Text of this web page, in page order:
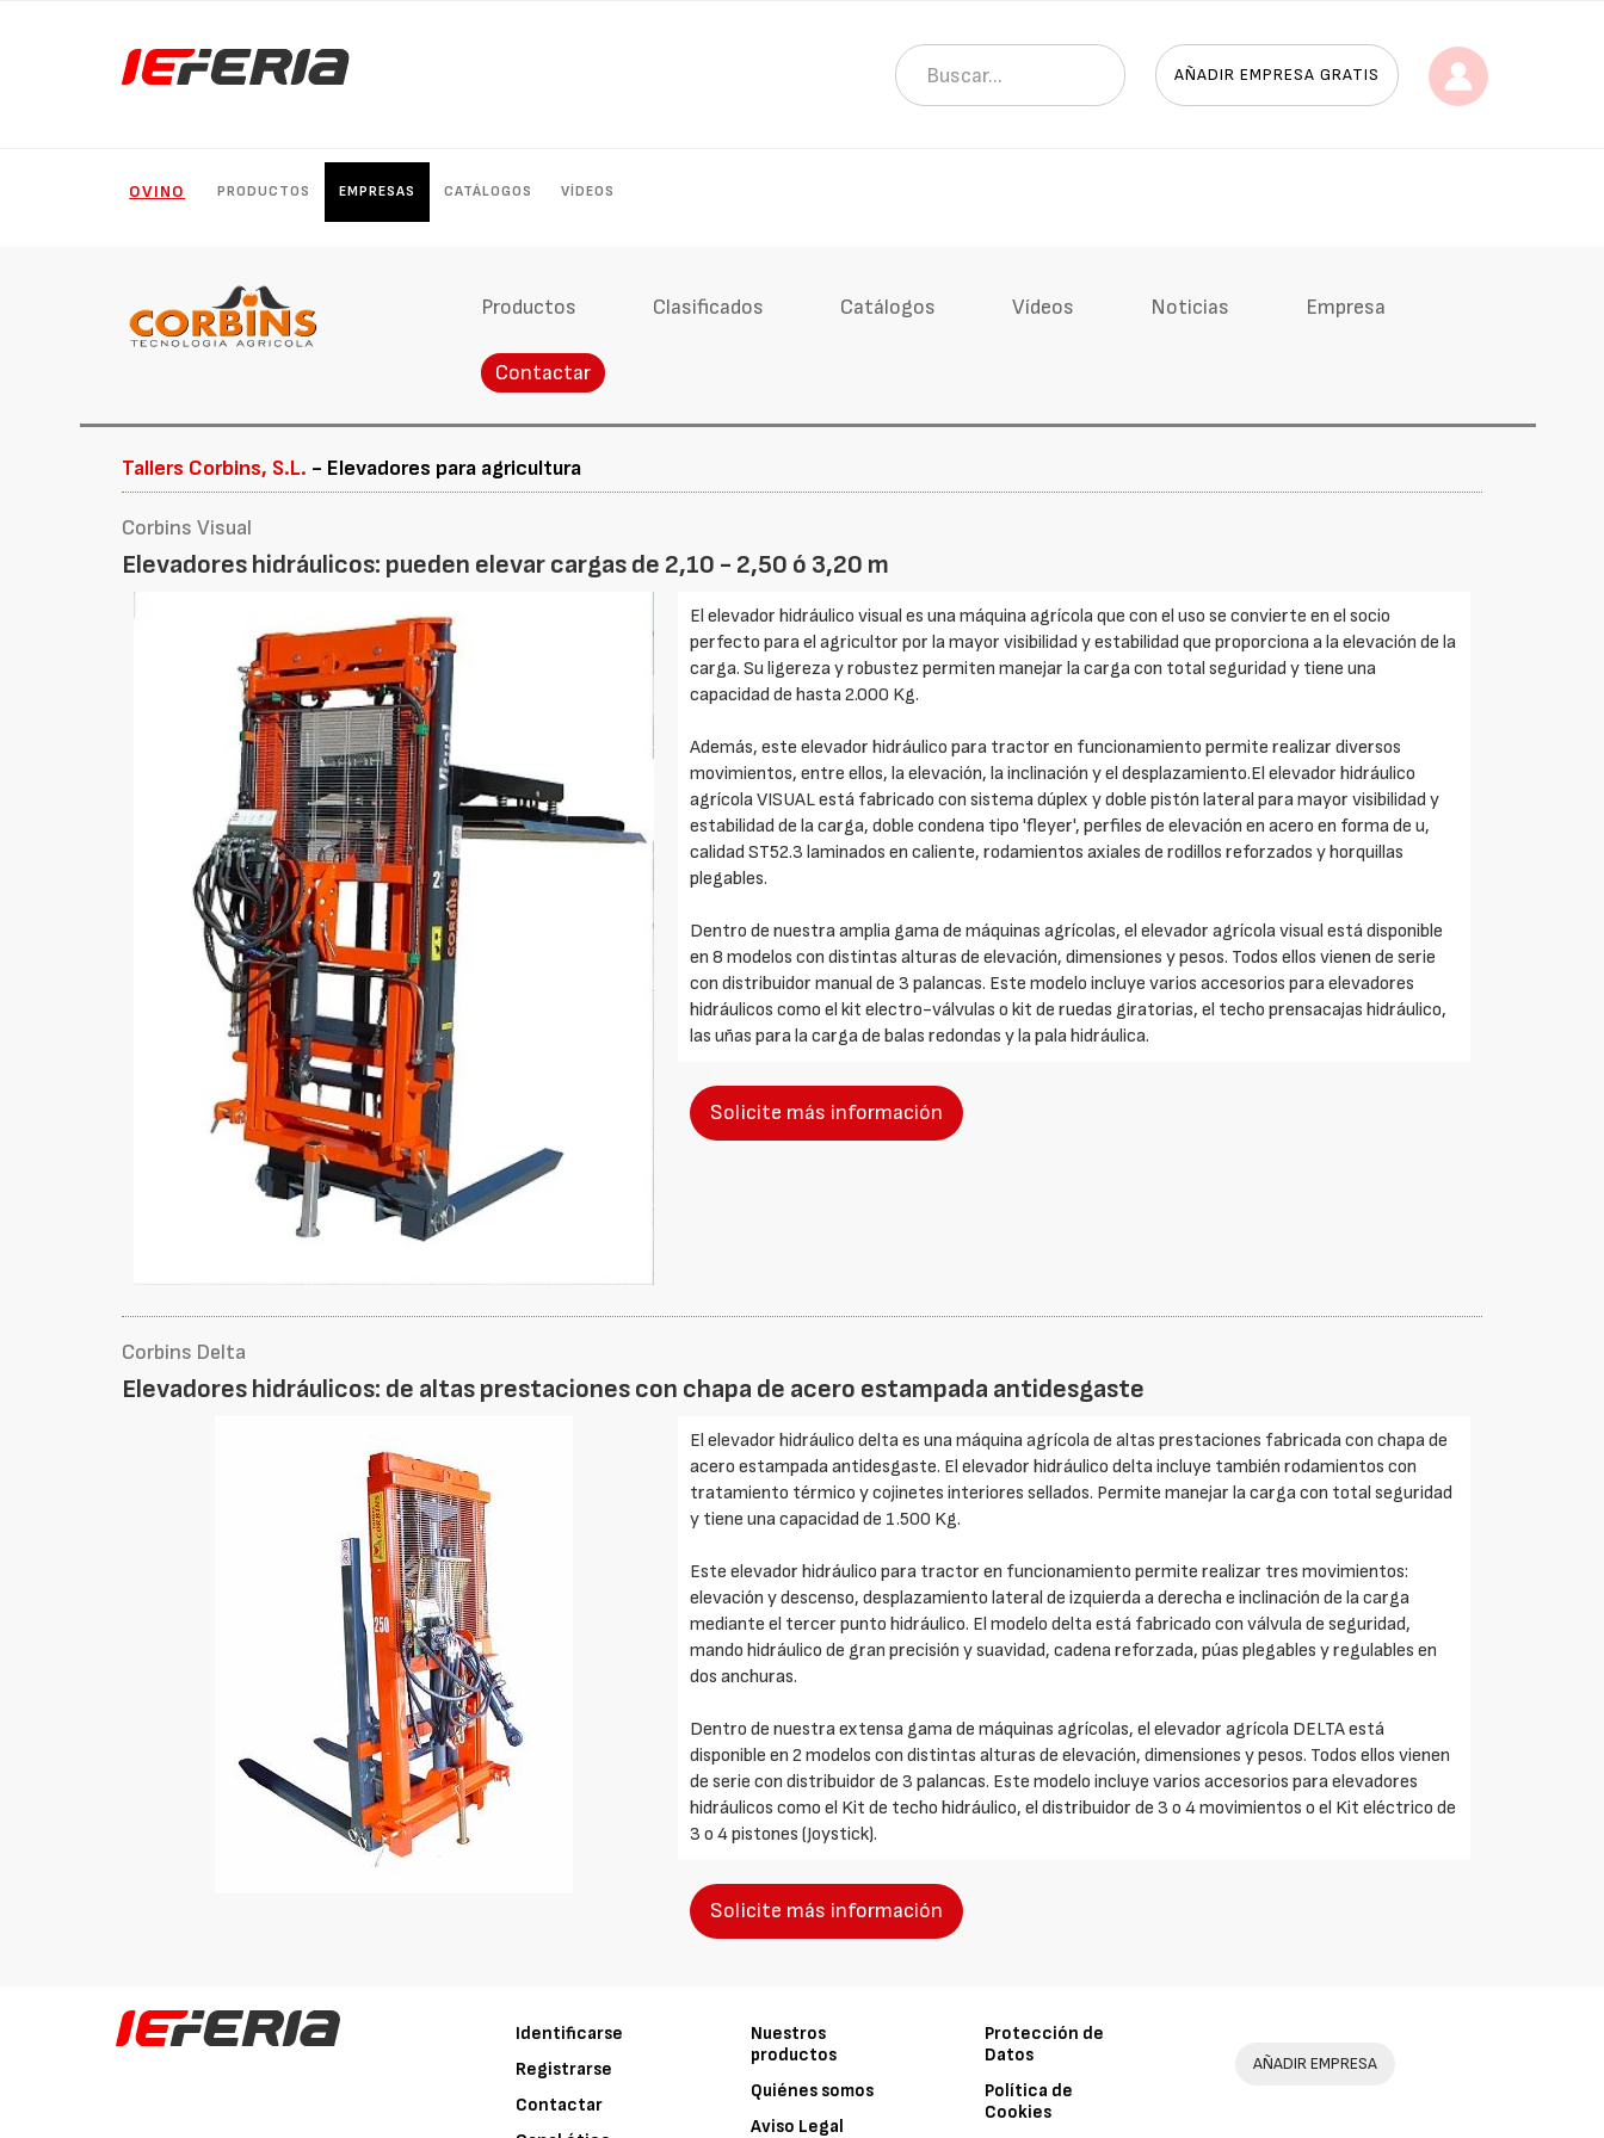
AÑADIR EMPRESA GRATIS
OVINO PRODUCTOS EMPRESAS CATÁLOGOS VÍDEOS
Productos Clasificados Catálogos Vídeos Noticias Empresa
Contactar
Tallers Corbins, S.L. - Elevadores para agricultura
Corbins Visual
Elevadores hidráulicos: pueden elevar cargas de 2,10 - 2,50 ó 3,20 m
El elevador hidráulico visual es una máquina agrícola que con el uso se convierte en el socio
perfecto para el agricultor por la mayor visibilidad y estabilidad que proporciona a la elevación de la
carga. Su ligereza y robustez permiten manejar la carga con total seguridad y tiene una
capacidad de hasta 2.000 Kg.
Además, este elevador hidráulico para tractor en funcionamiento permite realizar diversos
movimientos, entre ellos, la elevación, la inclinación y el desplazamiento.El elevador hidráulico
agrícola VISUAL está fabricado con sistema dúplex y doble pistón lateral para mayor visibilidad y
estabilidad de la carga, doble condena tipo 'fleyer', perfiles de elevación en acero en forma de u,
calidad ST52.3 laminados en caliente, rodamientos axiales de rodillos reforzados y horquillas
plegables.
Dentro de nuestra amplia gama de máquinas agrícolas, el elevador agrícola visual está disponible
en 8 modelos con distintas alturas de elevación, dimensiones y pesos. Todos ellos vienen de serie
con distribuidor manual de 3 palancas. Este modelo incluye varios accesorios para elevadores
hidráulicos como el kit electro-válvulas o kit de ruedas giratorias, el techo prensacajas hidráulico,
las uñas para la carga de balas redondas y la pala hidráulica.
Solicite más información
Corbins Delta
Elevadores hidráulicos: de altas prestaciones con chapa de acero estampada antidesgaste
El elevador hidráulico delta es una máquina agrícola de altas prestaciones fabricada con chapa de
acero estampada antidesgaste. El elevador hidráulico delta incluye también rodamientos con
tratamiento térmico y cojinetes interiores sellados. Permite manejar la carga con total seguridad
y tiene una capacidad de 1.500 Kg.
Este elevador hidráulico para tractor en funcionamiento permite realizar tres movimientos:
elevación y descenso, desplazamiento lateral de izquierda a derecha e inclinación de la carga
mediante el tercer punto hidráulico. El modelo delta está fabricado con válvula de seguridad,
mando hidráulico de gran precisión y suavidad, cadena reforzada, púas plegables y regulables en
dos anchuras.
Dentro de nuestra extensa gama de máquinas agrícolas, el elevador agrícola DELTA está
disponible en 2 modelos con distintas alturas de elevación, dimensiones y pesos. Todos ellos vienen
de serie con distribuidor de 3 palancas. Este modelo incluye varios accesorios para elevadores
hidráulicos como el Kit de techo hidráulico, el distribuidor de 3 o 4 movimientos o el Kit eléctrico de
3 o 4 pistones (Joystick).
Solicite más información
Identificarse
Registrarse
Contactar
Nuestros
productos
Quiénes somos
Aviso Legal
Protección de
Datos
Política de
Cookies
AÑADIR EMPRESA